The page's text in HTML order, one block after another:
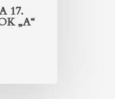
17.
„A“